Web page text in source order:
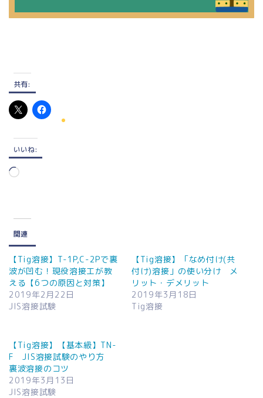
共有:
いいね:
読
み
中…
関連
【Tig溶接】T-1P,C-2Pで裏
波が凹む！現役溶接工が教
える【6つの原因と対策】
2019年2月22日
JIS溶接試験
【Tig溶接】「なめ付け(共
付け)溶接」の使い分け メ
リット・デメリット
2019年3月18日
Tig溶接
【Tig溶接】【基本級】TN-
F JIS溶接試験のやり方
裏波溶接のコツ
2019年3月13日
JIS溶接試験